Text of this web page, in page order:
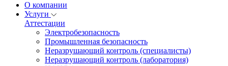
О компании
Услуги
Аттестации
Электробезопасность
Промышленная безопасность
Неразрушающий контроль (специалисты)
Неразрушающий контроль (лаборатория)